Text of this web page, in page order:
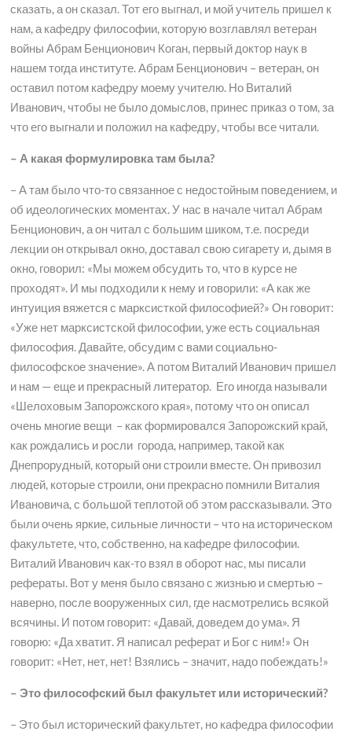
сказать, а он сказал. Тот его выгнал, и мой учитель пришел к
нам, а кафедру философии, которую возглавлял ветеран
войны Абрам Бенционович Коган, первый доктор наук в
нашем тогда институте. Абрам Бенционович – ветеран, он
оставил потом кафедру моему учителю. Но Виталий
Иванович, чтобы не было домыслов, принес приказ о том, за
что его выгнали и положил на кафедру, чтобы все читали.
– А какая формулировка там была?
– А там было что-то связанное с недостойным поведением, и
об идеологических моментах. У нас в начале читал Абрам
Бенционович, а он читал с большим шиком, т.е. посреди
лекции он открывал окно, доставал свою сигарету и, дымя в
окно, говорил: «Мы можем обсудить то, что в курсе не
проходят». И мы подходили к нему и говорили: «А как же
интуиция вяжется с марксисткой философией?» Он говорит:
«Уже нет марксистской философии, уже есть социальная
философия. Давайте, обсудим с вами социально-
философское значение». А потом Виталий Иванович пришел
и нам — еще и прекрасный литератор. Его иногда называли
«Шелоховым Запорожского края», потому что он описал
очень многие вещи – как формировался Запорожский край,
как рождались и росли города, например, такой как
Днепрорудный, который они строили вместе. Он привозил
людей, которые строили, они прекрасно помнили Виталия
Ивановича, с большой теплотой об этом рассказывали. Это
были очень яркие, сильные личности – что на историческом
факультете, что, собственно, на кафедре философии.
Виталий Иванович как-то взял в оборот нас, мы писали
рефераты. Вот у меня было связано с жизнью и смертью –
наверно, после вооруженных сил, где насмотрелись всякой
всячины. И потом говорит: «Давай, доведем до ума». Я
говорю: «Да хватит. Я написал реферат и Бог с ним!» Он
говорит: «Нет, нет, нет! Взялись – значит, надо побеждать!»
– Это философский был факультет или исторический?
– Это был исторический факультет, но кафедра философии